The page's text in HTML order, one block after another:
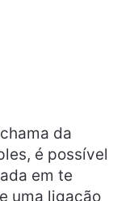
da
é possível
em te
uma ligação